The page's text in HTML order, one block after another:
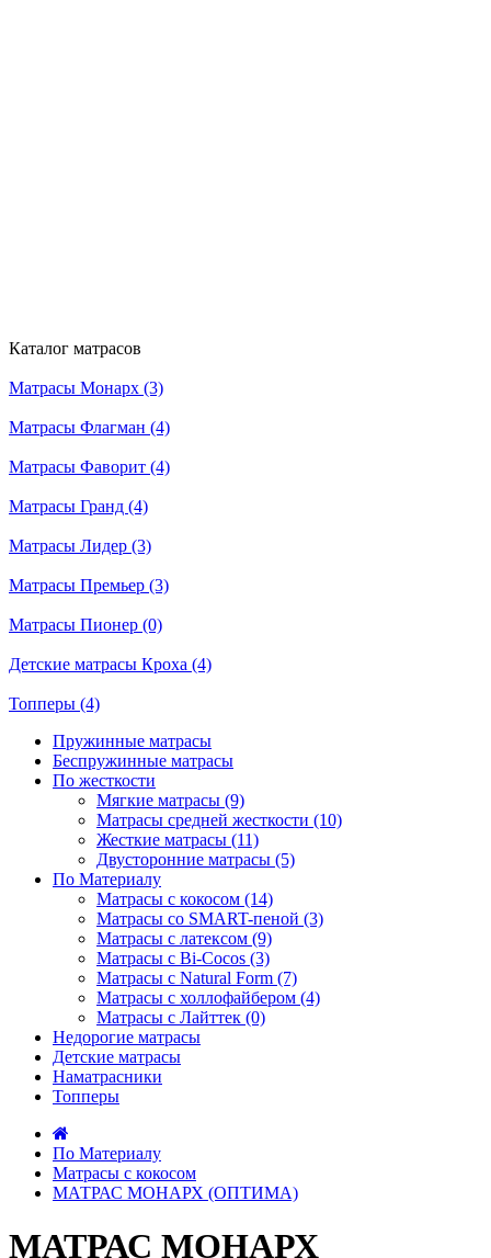
Каталог матрасов
Матрасы Монарх (3)
Матрасы Флагман (4)
Матрасы Фаворит (4)
Матрасы Гранд (4)
Матрасы Лидер (3)
Матрасы Премьер (3)
Матрасы Пионер (0)
Детские матрасы Кроха (4)
Топперы (4)
Пружинные матрасы
Беспружинные матрасы
По жесткости
Мягкие матрасы (9)
Матрасы средней жесткости (10)
Жесткие матрасы (11)
Двусторонние матрасы (5)
По Материалу
Матрасы с кокосом (14)
Матрасы со SMART-пеной (3)
Матрасы с латексом (9)
Матрасы с Bi-Cocos (3)
Матрасы с Natural Form (7)
Матрасы с холлофайбером (4)
Матрасы с Лайттек (0)
Недорогие матрасы
Детские матрасы
Наматрасники
Топперы
По Материалу
Матрасы с кокосом
МАТРАС МОНАРХ (ОПТИМА)
МАТРАС МОНАРХ